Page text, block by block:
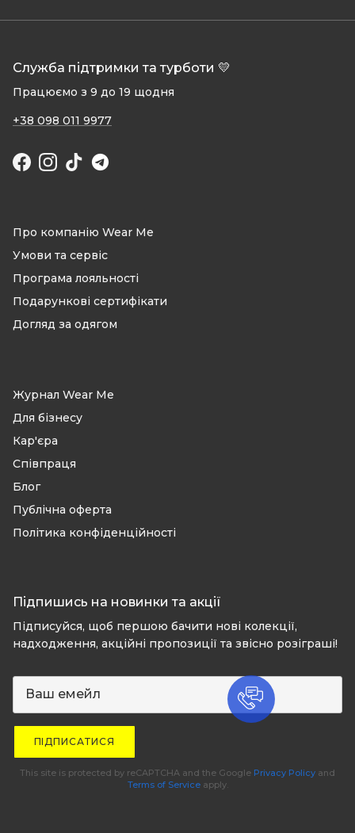
Служба підтримки та турботи 💛
Працюємо з 9 до 19 щодня
+38 098 011 9977
Facebook
Instagram
TikTok
Про компанію Wear Me
Умови та сервіс
Програма лояльності
Подарункові сертифікати
Догляд за одягом
Журнал Wear Me
Для бізнесу
Кар'єра
Співпраця
Блог
Публічна оферта
Політика конфіденційності
Підпишись на новинки та акції
Підписуйся, щоб першою бачити нові колекції,
надходження, акційні пропозиції та звісно розіграші!
ПІДПИСАТИСЯ
This site is protected by reCAPTCHA and the Google Privacy Policy and
Terms of Serviceapply.